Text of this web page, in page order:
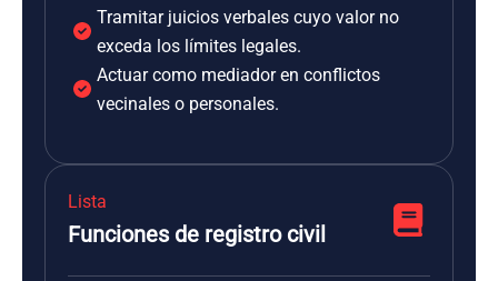
Tramitar juicios verbales cuyo valor no
exceda los límites legales.
Actuar como mediador en conflictos
vecinales o personales.
Lista
Funciones de registro civil